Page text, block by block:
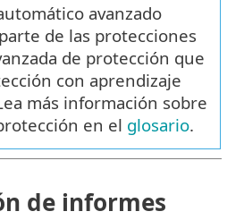
avanzado
de las protecciones
de protección que
con aprendizaje
más información sobre
en el glosario.
de informes